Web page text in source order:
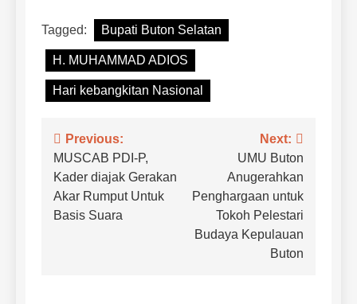
Tagged: Bupati Buton Selatan
H. MUHAMMAD ADIOS
Hari kebangkitan Nasional
Navigasi
pos
Previous:
MUSCAB PDI-P,
Kader diajak Gerakan
Akar Rumput Untuk
Basis Suara
Next:
UMU Buton
Anugerahkan
Penghargaan untuk
Tokoh Pelestari
Budaya Kepulauan
Buton